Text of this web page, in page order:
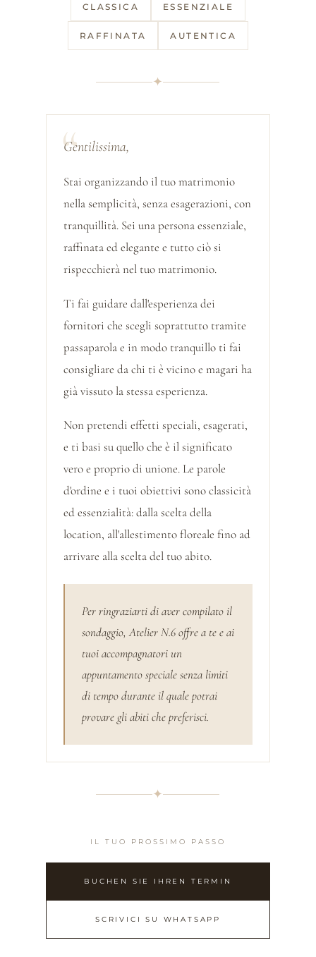
CLASSICA ESSENZIALE
RAFFINATA AUTENTICA
✦
Gentilissima,
Stai organizzando il tuo matrimonio
nella semplicità, senza esagerazioni, con
tranquillità. Sei una persona essenziale,
raffinata ed elegante e tutto ciò si
rispecchierà nel tuo matrimonio.
Ti fai guidare dall'esperienza dei
fornitori che scegli soprattutto tramite
passaparola e in modo tranquillo ti fai
consigliare da chi ti è vicino e magari ha
già vissuto la stessa esperienza.
Non pretendi effetti speciali, esagerati,
e ti basi su quello che è il significato
vero e proprio di unione. Le parole
d'ordine e i tuoi obiettivi sono classicità
ed essenzialità: dalla scelta della
location, all'allestimento floreale fino ad
arrivare alla scelta del tuo abito.
Per ringraziarti di aver compilato il
sondaggio, Atelier N.6 offre a te e ai
tuoi accompagnatori un
appuntamento speciale senza limiti
di tempo durante il quale potrai
provare gli abiti che preferisci.
✦
IL TUO PROSSIMO PASSO
BUCHEN SIE IHREN TERMIN
SCRIVICI SU WHATSAPP